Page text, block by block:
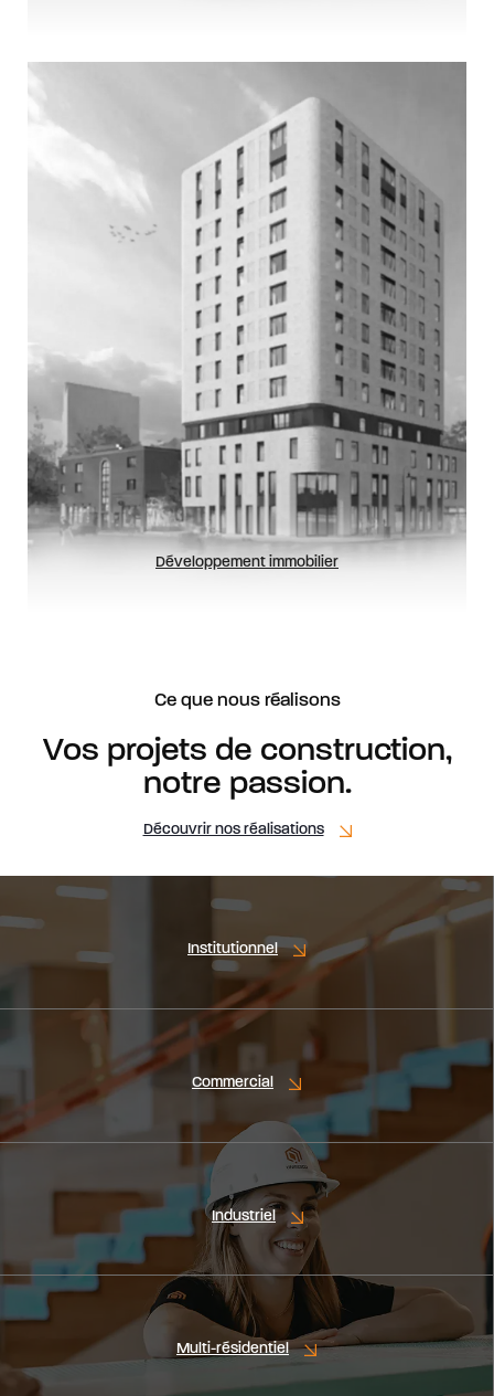
Développement immobilier
Ce que nous réalisons
Vos projets de construction,
notre passion.
Découvrir nos réalisations
Institutionnel
Commercial
Industriel
Multi-résidentiel